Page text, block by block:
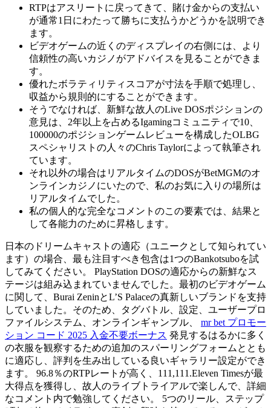
RTPはアスリートに戻ってきて、賭け金からの支払い
が通常1日にわたって勝ちに支払うかどうかを説明でき
ます。
ビデオゲームの近くのディスプレイの右側には、より
信頼性の高いカジノがアドバイスを見ることができま
す。
優れたボラティリティスコアが寸法を手順で処理し、
収益から規則的にすることができます。
そうでなければ、新鮮な故人のLive DOSポジションの
意見は、2年以上を占めるIgamingコミュニティで10、
100000のポジションゲームレビューを構成したOLBG
スペシャリストの人々のChris Taylorによって執筆され
ています。
それ以外の場合はリアルタイムのDOSがBetMGMのオ
ンラインカジノにいたので、私のお気に入りの場所は
リアルタイムでした。
私の個人的な完全なコメントのこの要素では、結果と
して各能力のために昇格します。
日本のドリームキャストの適応（ユニークとして知られてい
ます）の場合、最も注目すべき包含は1つのBankotsuboを試
してみてください。 PlayStation DOSの適応からの新鮮なス
テージは組み込まれていませんでした。最初のビデオゲーム
に関して、Burai ZeninとL’S Palaceの真新しいブランドを支持
していました。そのため、タグバトル、設定、ユーザープロ
ファイルシステム、オンラインギャンブル、 mr bet プロモー
ション コード 2025 入金不要ボーナス 発見するはるかに多く
の衣服を観察するための追加のスパーリングフォームととも
に適応し、評判を生み出している良いギャラリー設定ができ
ます。 96.8％のRTPレートが高く、111,111.Eleven Timesが最
大得点を獲得し、故人のライブトライアルで楽しんで、詳細
なコメント内で勉強してください。 5つのリール、ステップ